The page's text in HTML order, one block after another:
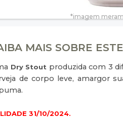
MAIS SOBRE
Dry Stout produzida com 3
de corpo leve, amargor
31/10/2024.